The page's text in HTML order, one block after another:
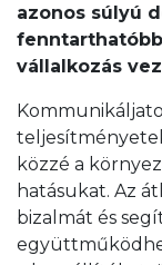
azonos súlyú
vállalkozás
közzé a
hatásukat. Az
bizalmát és